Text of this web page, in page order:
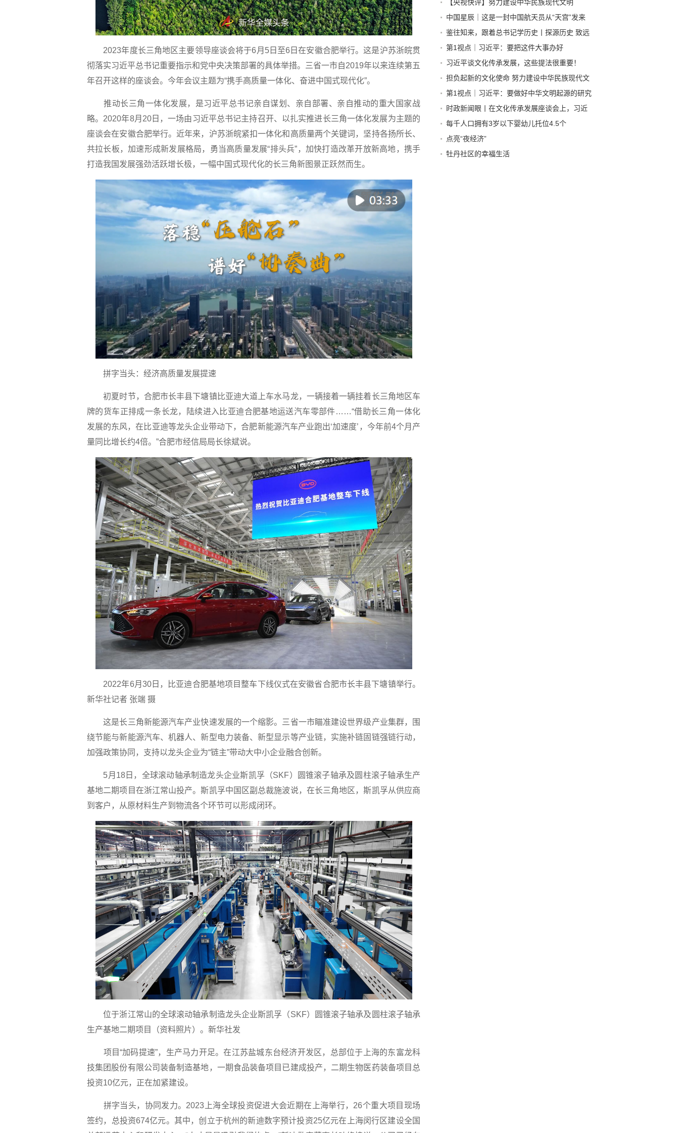
2023年度长三角地区主要领导座谈会将于6月5日至6日在安徽合肥举行。这是沪苏浙皖贯
彻落实习近平总书记重要指示和党中央决策部署的具体举措。三省一市自2019年以来连续第五
年召开这样的座谈会。今年会议主题为“携手高质量一体化、奋进中国式现代化”。
推动长三角一体化发展，是习近平总书记亲自谋划、亲自部署、亲自推动的重大国家战
略。2020年8月20日，一场由习近平总书记主持召开、以扎实推进长三角一体化发展为主题的
座谈会在安徽合肥举行。近年来，沪苏浙皖紧扣一体化和高质量两个关键词，坚持各扬所长、
共拉长板，加速形成新发展格局，勇当高质量发展“排头兵”，加快打造改革开放新高地，携手
打造我国发展强劲活跃增长极，一幅中国式现代化的长三角新图景正跃然而生。
拼字当头：经济高质量发展提速
初夏时节，合肥市长丰县下塘镇比亚迪大道上车水马龙，一辆接着一辆挂着长三角地区车
牌的货车正排成一条长龙，陆续进入比亚迪合肥基地运送汽车零部件……“借助长三角一体化
发展的东风，在比亚迪等龙头企业带动下，合肥新能源汽车产业跑出‘加速度’，今年前4个月产
量同比增长约4倍。”合肥市经信局局长徐斌说。
2022年6月30日，比亚迪合肥基地项目整车下线仪式在安徽省合肥市长丰县下塘镇举行。
新华社记者 张端 摄
这是长三角新能源汽车产业快速发展的一个缩影。三省一市瞄准建设世界级产业集群，围
绕节能与新能源汽车、机器人、新型电力装备、新型显示等产业链，实施补链固链强链行动，
加强政策协同，支持以龙头企业为“链主”带动大中小企业融合创新。
5月18日，全球滚动轴承制造龙头企业斯凯孚（SKF）圆锥滚子轴承及圆柱滚子轴承生产
基地二期项目在浙江常山投产。斯凯孚中国区副总裁施波说，在长三角地区，斯凯孚从供应商
到客户，从原材料生产到物流各个环节可以形成闭环。
位于浙江常山的全球滚动轴承制造龙头企业斯凯孚（SKF）圆锥滚子轴承及圆柱滚子轴承
生产基地二期项目（资料照片）。 新华社发
项目“加码提速”，生产马力开足。在江苏盐城东台经济开发区，总部位于上海的东富龙科
技集团股份有限公司装备制造基地，一期食品装备项目已建成投产，二期生物医药装备项目总
投资10亿元，正在加紧建设。
拼字当头，协同发力。2023上海全球投资促进大会近期在上海举行，26个重大项目现场
签约，总投资674亿元。其中，创立于杭州的新迪数字预计投资25亿元在上海闵行区建设全国
【央视快评】努力建设中华民族现代文明
中国星辰｜这是一封中国航天员从“天宫”发来
的回信
鉴往知来，跟着总书记学历史丨探源历史 致远
未来
第1视点｜习近平：要把这件大事办好
习近平谈文化传承发展，这些提法很重要！
担负起新的文化使命 努力建设中华民族现代文
明
第1视点｜习近平：要做好中华文明起源的研究
和阐释
时政新闻眼丨在文化传承发展座谈会上，习近
平谈到一个重大课题
每千人口拥有3岁以下婴幼儿托位4.5个
点亮“夜经济”
牡丹社区的幸福生活